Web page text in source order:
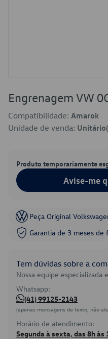
Engrenagem VW
Compatibilidade: Amarok
Unidade de venda:
Produto temporariamente
Avise-me
Peça Original
Garantia de 3 meses de
Tem dúvidas sobre a
Nossa equipe especializada
Whatsapp:
(41) 99125-2143
(apenas mensagens de texto, não
Horário de atendimento:
Segunda à sexta, das 8h às